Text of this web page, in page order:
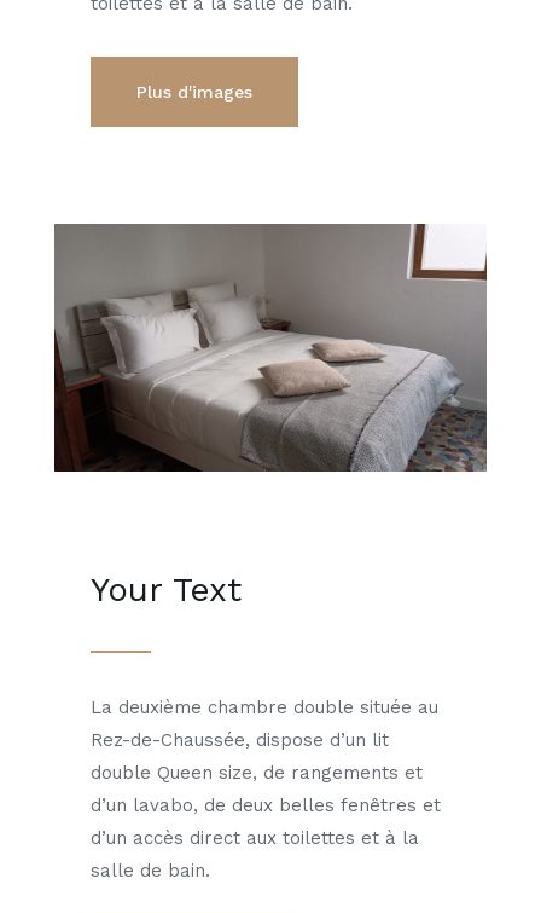
Plus d'images
Your Text
La deuxième chambre double située au
Rez-de-Chaussée, dispose d’un lit
double Queen size, de rangements et
d’un lavabo, de deux belles fenêtres et
d’un accès direct aux toilettes et à la
salle de bain.